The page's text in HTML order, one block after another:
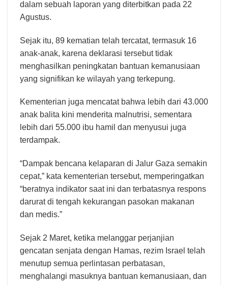
dalam sebuah laporan yang diterbitkan pada 22
Agustus.
Sejak itu, 89 kematian telah tercatat, termasuk 16
anak-anak, karena deklarasi tersebut tidak
menghasilkan peningkatan bantuan kemanusiaan
yang signifikan ke wilayah yang terkepung.
Kementerian juga mencatat bahwa lebih dari 43.000
anak balita kini menderita malnutrisi, sementara
lebih dari 55.000 ibu hamil dan menyusui juga
terdampak.
“Dampak bencana kelaparan di Jalur Gaza semakin
cepat,” kata kementerian tersebut, memperingatkan
“beratnya indikator saat ini dan terbatasnya respons
darurat di tengah kekurangan pasokan makanan
dan medis.”
Sejak 2 Maret, ketika melanggar perjanjian
gencatan senjata dengan Hamas, rezim Israel telah
menutup semua perlintasan perbatasan,
menghalangi masuknya bantuan kemanusiaan, dan